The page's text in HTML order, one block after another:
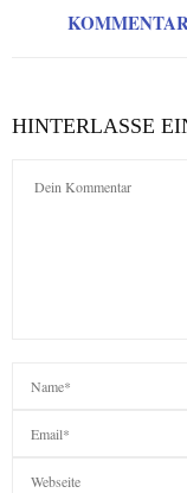
HINTERLASSE